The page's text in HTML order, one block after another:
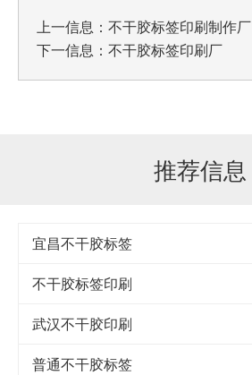
上一信息： 不干胶标签印刷制作厂
下一信息： 不干胶标签印刷厂
推荐信息
宜昌不干胶标签
不干胶标签印刷
武汉不干胶印刷
普通不干胶标签